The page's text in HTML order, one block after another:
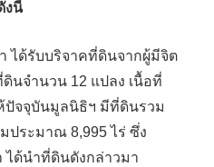
งนี้
ได้รับบริจาคที่ดินจากผู้มีจิต
นจำนวน 12 แปลง เนื้อที่
ปัจจุบันมูลนิธิฯ มีที่ดินรวม
ประมาณ 8,995 ไร่ ซึ่ง
ด้นำที่ดินดังกล่าวมา